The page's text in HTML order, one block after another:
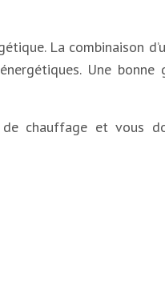
La combinaison
Une bonne
chauffage et vous